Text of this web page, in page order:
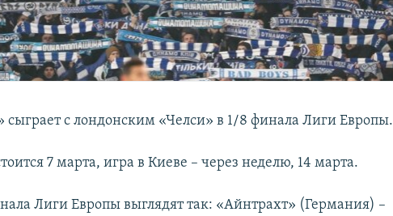
сыграет с лондонским «Челси» в 1/8 финала Лиги Европы.
7 марта, игра в Киеве – через неделю, 14 марта.
Лиги Европы выглядят так: «Айнтрахт» (Германия) –